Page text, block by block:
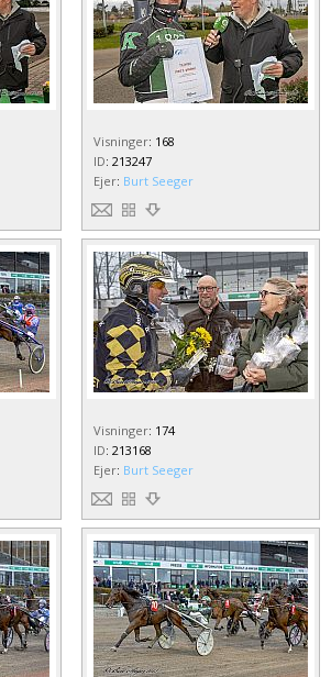
Visninger: 168
ID: 213247
Ejer: Burt Seeger
Visninger: 174
ID: 213168
Ejer: Burt Seeger